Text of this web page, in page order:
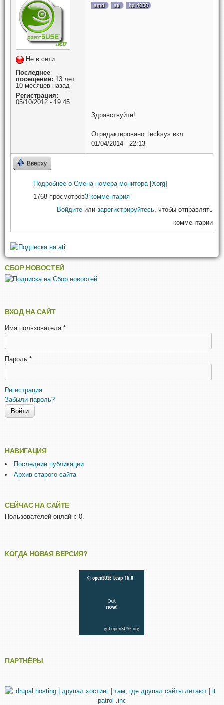
Не в сети
Последнее
посещение: 13 лет
10 месяцев назад
Регистрация:
05/10/2012 - 19:45
amd ati hd 4250
Здравствуйте!
Отредактировано: lecksys вкл
01/04/2014 - 22:13
Вверху
Подробнее о Смена номера монитора [Xorg]
1768 просмотров3 комментария
Войдите или зарегистрируйтесь, чтобы отправлять
комментарии
СБОР НОВОСТЕЙ
ВХОД НА САЙТ
Имя пользователя *
Пароль *
Регистрация
Забыли пароль?
НАВИГАЦИЯ
Последние публикации
Архив старого сайта
СЕЙЧАС НА САЙТЕ
Пользователей онлайн: 0.
КОГДА НОВАЯ ВЕРСИЯ?
ПАРТНЁРЫ